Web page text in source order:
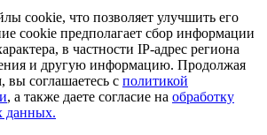
cookie, что позволяет улучшить его
cookie предполагает сбор информации
в частности IP-адрес региона
и другую информацию. Продолжая
вы соглашаетесь с политикой
, а также даете согласие на обработку
данных.